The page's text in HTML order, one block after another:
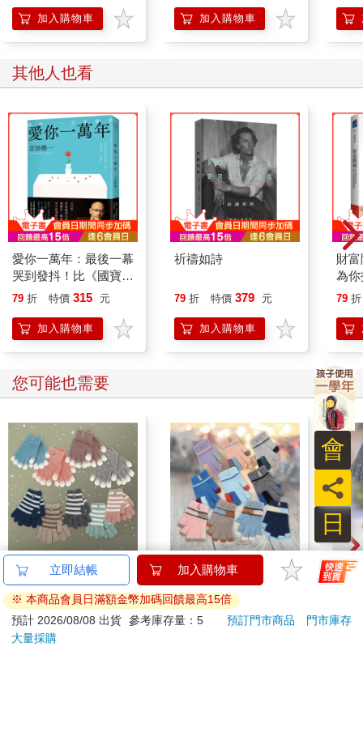
● 為什麼特別容易發生在東亞，尤其在台灣？
關鍵之一在基因。
在不抽菸的東亞女性肺腺癌患者身上，最常看到的就是與表皮生
長因子受體（EGFR）相關的突變。這類突變會讓肺細胞的生長
近年的研究並發現，一群台灣女性病人身上，出現與APOBEC酵
素相關的突變型態。這組基因原本是免疫防禦的一部分，負責對
抗病毒，卻在長期環境刺激下，變成容易讓DNA出錯的推手。
簡單地說，環境一直刺激，基因修復又容易偏差，風險就會疊加
起來。
● 台灣病人身上，出現一個世界罕見的訊號
2025年，一篇發表在Nature期刊的研究讓我非常震撼。研究團隊
分析全球28個地區、871位從未吸菸的肺癌病人，做全基因體定
序。結果發現一種叫做「SBS22a」的突變特徵，幾乎只集中出現
在台灣病人身上。
（Aristolochic Acid）。這種成分早年曾出現在某些傳統中藥材
中，台灣在2003年就已全面禁用。但基因留下的痕跡提醒我們，
並非要引起恐慌，而是提醒大家：偏方、來路不明的藥材、未清
楚標示的產品，確實需要我們提高警覺。
● 做對這五件事，改善體內失衡的環境
把這些線索放在一起看，肺癌不再是一個單點事件。它是因長期
空氣汙染，加上油煙暴露、特定基因容易出錯，再加上粒線體能
量調控失衡與免疫系統的警覺度下降，一步一步，推著細胞走向
錯誤的方向。
「基因不是命運，但它會放大我們每天所做的選擇。」我很常這
麼告訴病人，這也是我自己一路看著這些研究，越來越確定的一
點。
很多人一聽到「基因」、「突變」，心裡就先退一步，覺得那是
改不了的事。但實際上，基因比較像是音量旋鈕，真正決定聲音
大小的是我們每天的生活環境與習慣。而能做的事一點都不複
雜，也不需要高科技。
療對策加入購物車 加入購物車
利
QR
其他人也看
愛你一萬年：最後一幕
哭到發抖！比《國寶》
更瘋魔，故事大師吉田
79 折 特價 315 元
加入購物車
祈禱如詩
79 折 特價 379 元
加入購物車
財
為
階
79 折
您可能也需要
比得兔雪花兒童刺繡手
套-17.5cm-GL5634/節
色兒童刺繡手
套-18cm-GL5635-4雙
入
74 折 特價 888 元
加入購物車
比得兔跳色兒童刺繡手
套-15cm-GL5633/水晶
紗兒童舒暖刺繡手
套-15cm-GL5636-4雙
74 折 特價 888
比
人
立即結帳 加入購物車
※ 本商品會員日滿額金幣加碼回饋最高15倍
預計 2026/08/08 出貨 參考庫存量：5 預訂門市商品
門市庫存
大量採購
日
員
會